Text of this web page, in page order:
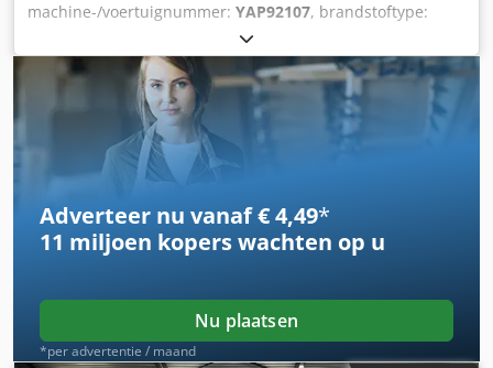
machine-/voertuignummer: YAP92107, brandstoftype:
Caterpillar 3516B HD
Toepassingsdoel: bouw Leeggewicht: 18.290 kg
Generatorvermogen: 2.500 kVA Afmetingen laadruimte:
638 x 229 x 237 cm CE-markering: ja Neem contact op met
het DPX-team voor meer informatie. = Verdere opties en
toebehoren = Djdsy R I D Sopfx Abmeck - Bedieningspaneel
Adverteer nu vanaf € 4,49*
11 miljoen koperswachten op u
Nu plaatsen
*per advertentie / maand